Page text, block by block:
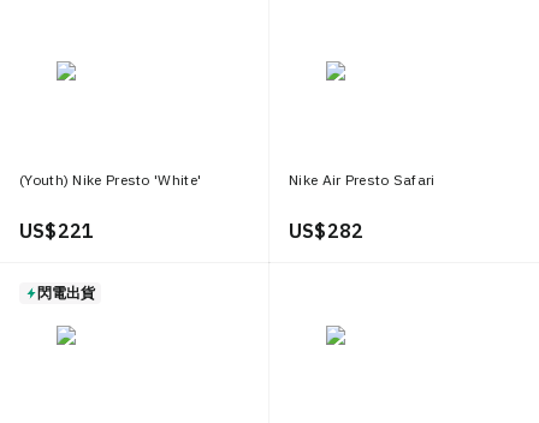
(Youth) Nike Presto 'White'
US$ 221
Nike Air Presto Safari
US$ 282
閃電出貨